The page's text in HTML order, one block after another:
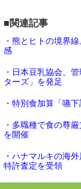
■関連記事
・熊とヒトの境界
感
・日本豆乳協会、
ターズ」を発足
・特別食加算「嚥
・多職種で食の尊
を開催
・ハナマルキの海
特許査定を受領